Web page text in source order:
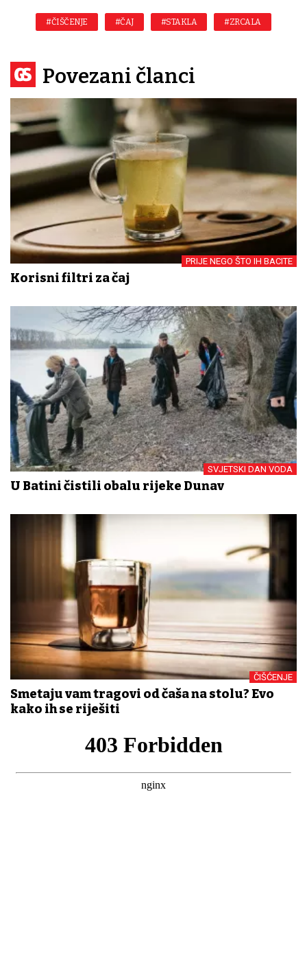
#ČIŠČENJE #ČAJ #STAKLA #ZRCALA
Povezani članci
PRIJE NEGO ŠTO IH BACITE
Korisni filtri za čaj
SVJETSKI DAN VODA
U Batini čistili obalu rijeke Dunav
ČIŠĆENJE
Smetaju vam tragovi od čaša na stolu? Evo
kako ih se riješiti